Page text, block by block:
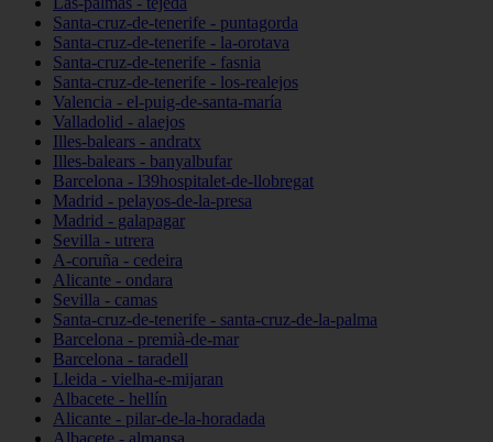
Santa-cruz-de-tenerife - puntagorda
Santa-cruz-de-tenerife - la-orotava
Santa-cruz-de-tenerife - fasnia
Santa-cruz-de-tenerife - los-realejos
Valencia - el-puig-de-santa-maría
Valladolid - alaejos
Illes-balears - andratx
Illes-balears - banyalbufar
Barcelona - l39hospitalet-de-llobregat
Madrid - pelayos-de-la-presa
Madrid - galapagar
Sevilla - utrera
A-coruña - cedeira
Alicante - ondara
Sevilla - camas
Santa-cruz-de-tenerife - santa-cruz-de-la-palma
Barcelona - premià-de-mar
Barcelona - taradell
Lleida - vielha-e-mijaran
Albacete - hellín
Alicante - pilar-de-la-horadada
Albacete - almansa